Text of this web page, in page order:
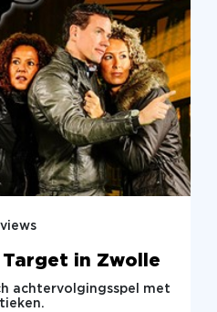
in Zwolle
achtervolgingsspel met